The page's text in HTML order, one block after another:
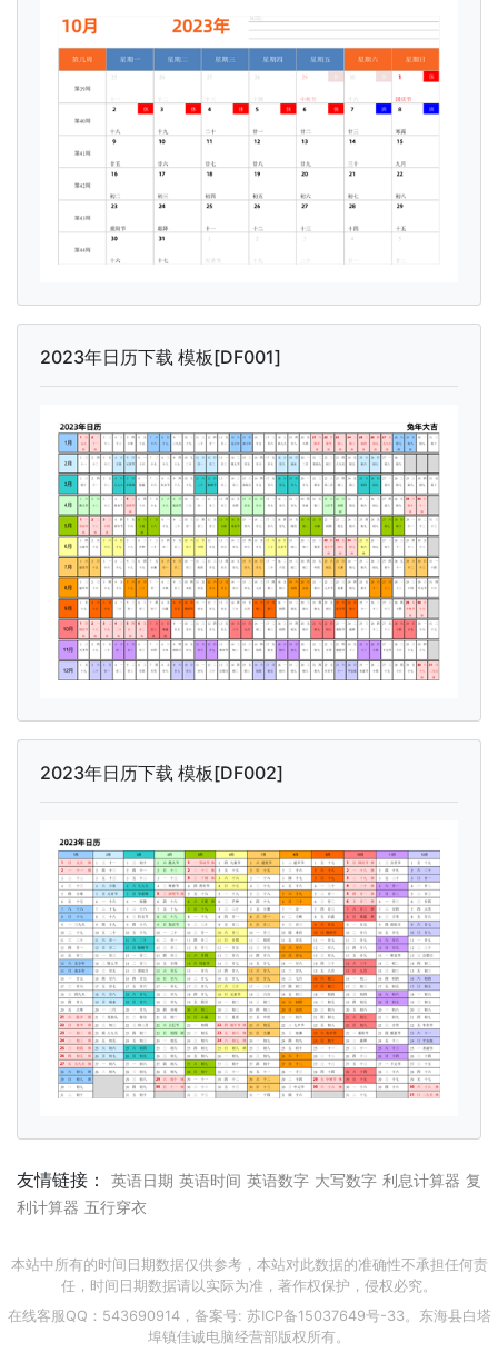
2023年日历下载 模板[DF001]
2023年日历下载 模板[DF002]
友情链接： 英语日期 英语时间 英语数字 大写数字 利息计算器 复
利计算器 五行穿衣
本站中所有的时间日期数据仅供参考，本站对此数据的准确性不承担任何责
任，时间日期数据请以实际为准，著作权保护，侵权必究。
在线客服QQ：543690914，备案号: 苏ICP备15037649号-33 。东海县白塔
埠镇佳诚电脑经营部版权所有。